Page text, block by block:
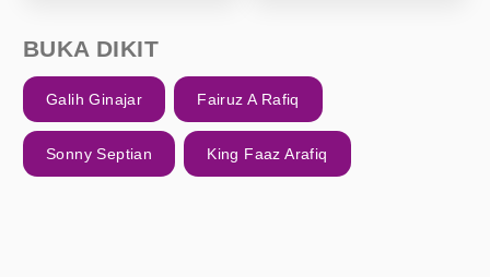
BUKA DIKIT
Galih Ginajar Fairuz A Rafiq
Sonny Septian King Faaz Arafiq